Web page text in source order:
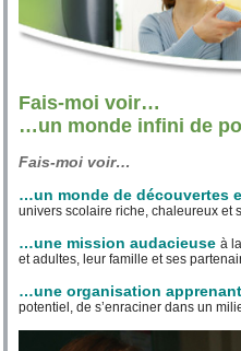
Fais-moi voir…
…un monde infini de
Fais-moi voir…
…un monde de découvertes
univers scolaire riche, chaleureux et
…une mission audacieuse à
et adultes, leur famille et ses
…une organisation
potentiel, de s’enraciner dans un